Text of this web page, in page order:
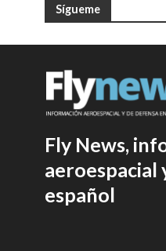
Sígueme
Fly News,
aeroespacial
español